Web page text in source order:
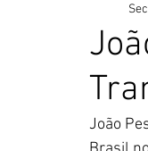
FONAC 85
João